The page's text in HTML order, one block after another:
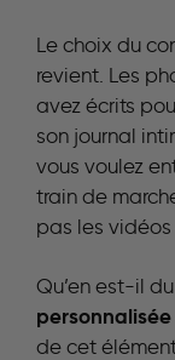
Le choix du
revient. Les
avez écrits
son journal
vous voulez
train de
pas les vidéos
Qu’en est-il
personnalisée
de cet